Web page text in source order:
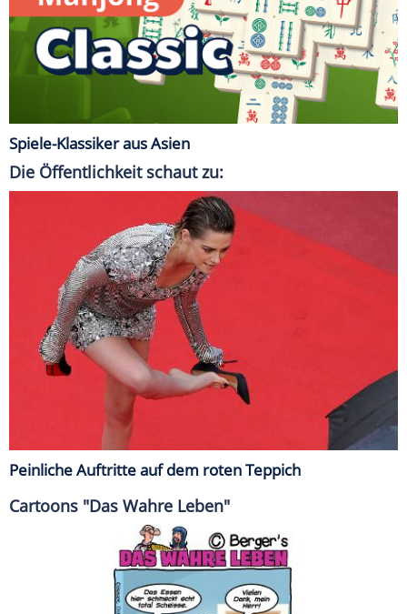
Spiele-Klassiker aus Asien
Die Öffentlichkeit schaut zu:
Peinliche Auftritte auf dem roten Teppich
Cartoons "Das Wahre Leben"